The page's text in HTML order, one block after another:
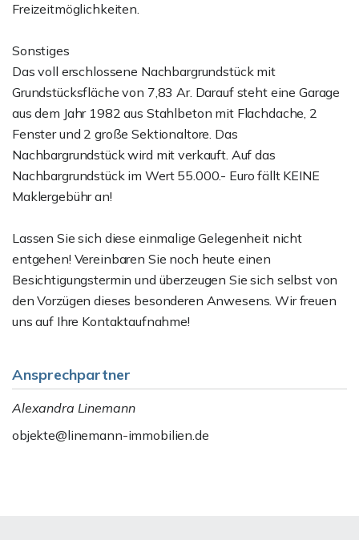
Freizeitmöglichkeiten.
Sonstiges
Das voll erschlossene Nachbargrundstück mit
Grundstücksfläche von 7,83 Ar. Darauf steht eine Garage
aus dem Jahr 1982 aus Stahlbeton mit Flachdache, 2
Fenster und 2 große Sektionaltore. Das
Nachbargrundstück wird mit verkauft. Auf das
Nachbargrundstück im Wert 55.000.- Euro fällt KEINE
Maklergebühr an!
Lassen Sie sich diese einmalige Gelegenheit nicht
entgehen! Vereinbaren Sie noch heute einen
Besichtigungstermin und überzeugen Sie sich selbst von
den Vorzügen dieses besonderen Anwesens. Wir freuen
uns auf Ihre Kontaktaufnahme!
Ansprechpartner
Alexandra Linemann
objekte@linemann-immobilien.de